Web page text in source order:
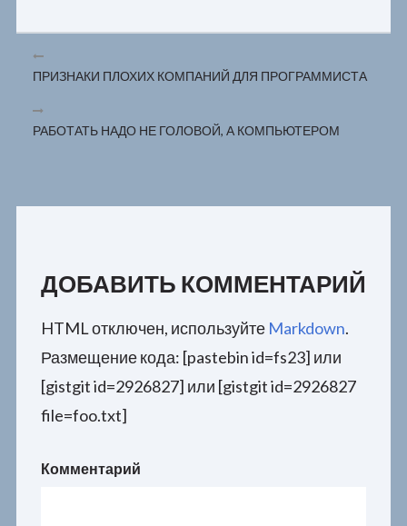
ПРИЗНАКИ ПЛОХИХ КОМПАНИЙ ДЛЯ ПРОГРАММИСТА
РАБОТАТЬ НАДО НЕ ГОЛОВОЙ, А КОМПЬЮТЕРОМ
ДОБАВИТЬ КОММЕНТАРИЙ
HTML отключен, используйте Markdown.
Размещение кода: [pastebin id=fs23] или
[gistgit id=2926827] или [gistgit id=2926827
file=foo.txt]
Комментарий